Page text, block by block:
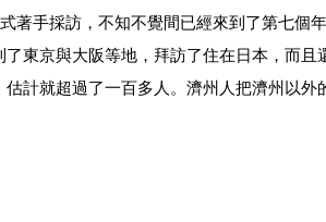
否認的歷史事實」／二○二一年全面修正
的查明真相之路
著手採訪，不知不覺間已經來到了第七個
東京與大阪等地，拜訪了住在日本，而且
計就超過了一百多人。濟州人把濟州以外